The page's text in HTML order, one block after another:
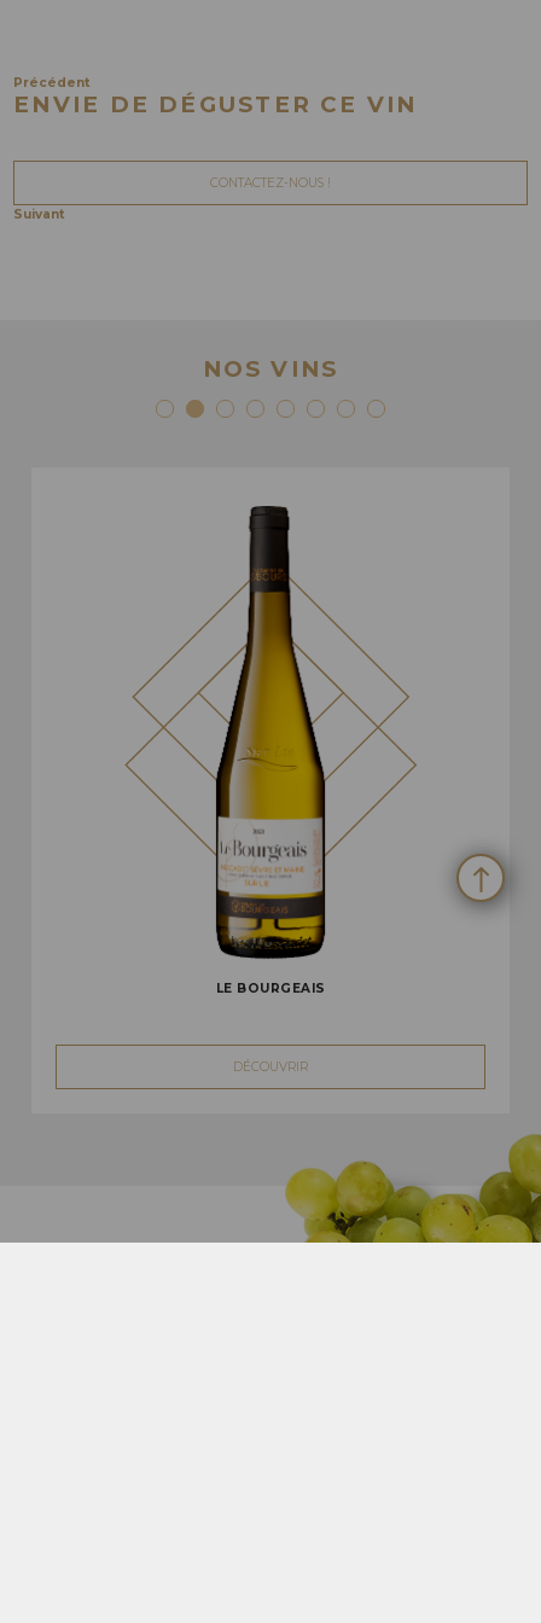
Précédent
ENVIE DE DÉGUSTER CE VIN
CONTACTEZ-NOUS !
Suivant
NOS VINS
LE BOURGEAIS
DÉCOUVRIR